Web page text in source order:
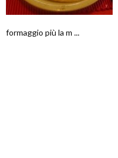
formaggio più la m ...